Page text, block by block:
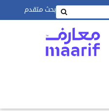
بحث متقدم